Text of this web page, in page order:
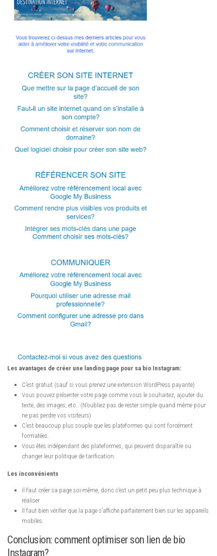
Les avantages de créer une landing page pour sa bio Instagram:
C’est gratuit (sauf si vous prenez une extension WordPress payante)
Vous pouvez présenter votre page comme vous le souhaitez, ajouter du
texte, des images, etc… (N’oubliez pas de rester simple quand même pour
ne pas perdre vos visiteurs)
C’est beaucoup plus souple que les plateformes qui sont forcément
formatées.
Vous êtes indépendant des plateformes, qui peuvent disparaître ou
changer leur politique de tarification.
Les inconvénients
il faut créer sa page soi-même, donc c’est un petit peu plus technique à
réaliser
Il faut bien vérifier que la page s’affiche parfaitement bien sur les appareils
mobiles.
Conclusion: comment optimiser son lien de bio
Instagram?